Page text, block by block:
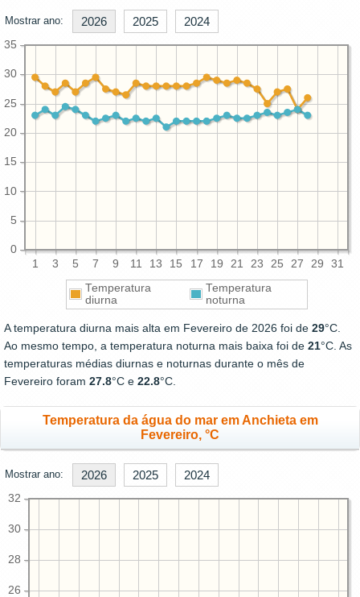
Mostrar ano: 2026 2025 2024
1 3 5 7 9 11 13 15 17 19 21 23 25 27 29 31
0
5
10
15
20
25
30
35
Temperatura
diurna
Temperatura
noturna
A temperatura diurna mais alta em Fevereiro de 2026 foi de 29°C.
Ao mesmo tempo, a temperatura noturna mais baixa foi de 21°C. As
temperaturas médias diurnas e noturnas durante o mês de
Fevereiro foram 27.8°C e 22.8°C.
Temperatura da água do mar em Anchieta em
Fevereiro, °C
Mostrar ano: 2026 2025 2024
26
28
30
32